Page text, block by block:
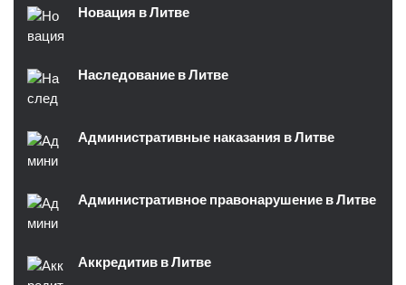
Новация в Литве
Наследование в Литве
Административные наказания в Литве
Административное правонарушение в Литве
Аккредитив в Литве